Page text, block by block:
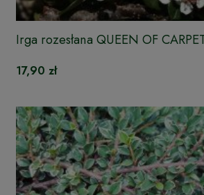
Irga rozesłana QUEEN OF
17,90 zł